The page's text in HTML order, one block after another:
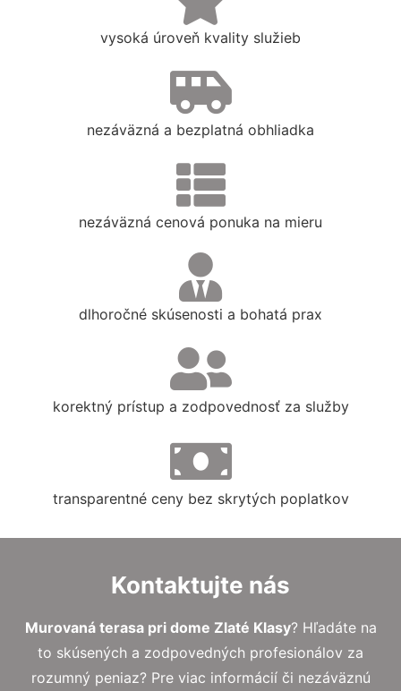
vysoká úroveň kvality služieb
nezáväzná a bezplatná obhliadka
nezáväzná cenová ponuka na mieru
dlhoročné skúsenosti a bohatá prax
korektný prístup a zodpovednosť za služby
transparentné ceny bez skrytých poplatkov
Kontaktujte nás
Murovaná terasa pri dome Zlaté Klasy? Hľadáte na
to skúsených a zodpovedných profesionálov za
rozumný peniaz? Pre viac informácií či nezáväznú